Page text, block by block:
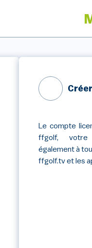
Le compte
ffgolf, votre
également à
ffgolf.tv et les